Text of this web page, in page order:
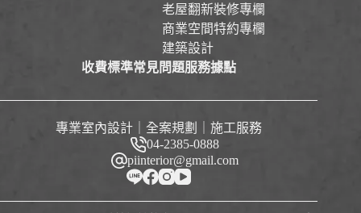
老屋翻新
商業空間
建築設計
裝修專欄
特約專欄
收費標準常見問題服務據點
專業室內設計｜全案規劃｜施工服務
04-2385-0888
piinterior@gmail.com